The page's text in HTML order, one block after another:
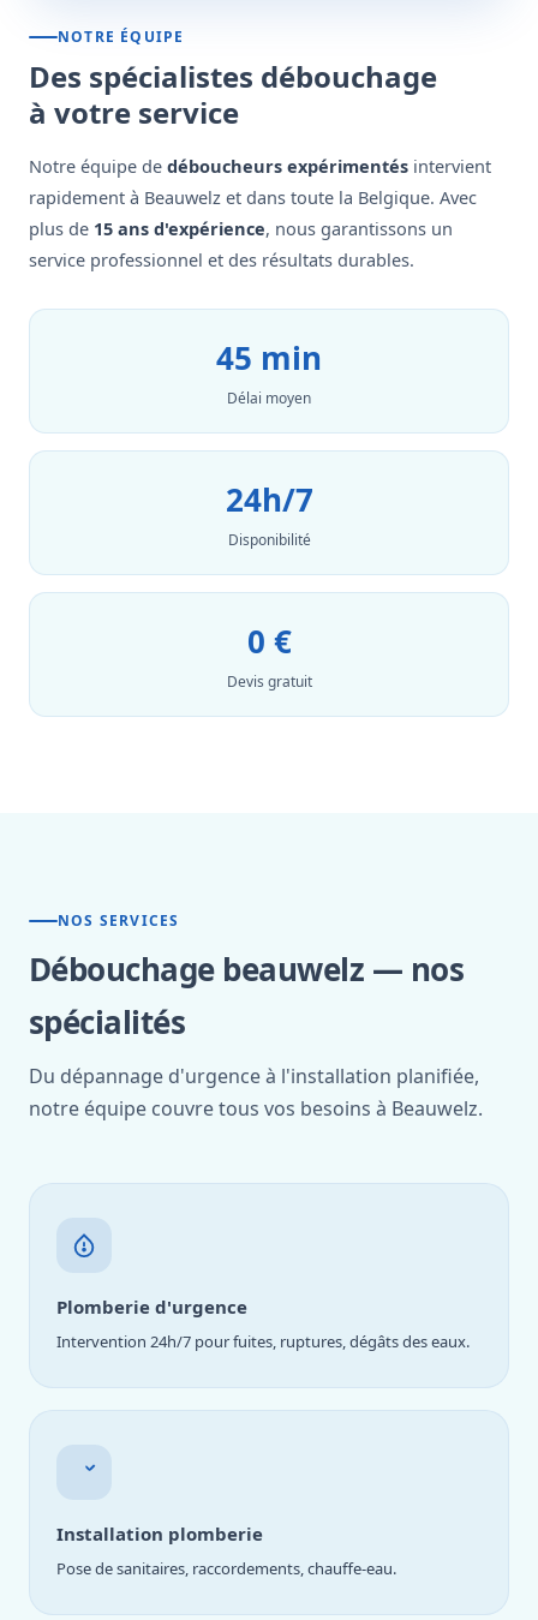
NOTRE ÉQUIPE
Des spécialistes débouchage
à votre service
Notre équipe de déboucheurs expérimentés intervient
rapidement à Beauwelz et dans toute la Belgique. Avec
plus de 15 ans d'expérience, nous garantissons un
service professionnel et des résultats durables.
45 min
Délai moyen
24h/7
Disponibilité
0 €
Devis gratuit
NOS SERVICES
Débouchage beauwelz — nos
spécialités
Du dépannage d'urgence à l'installation planifiée,
notre équipe couvre tous vos besoins à Beauwelz.
Plomberie d'urgence
Intervention 24h/7 pour fuites, ruptures, dégâts des eaux.
Installation plomberie
Pose de sanitaires, raccordements, chauffe-eau.